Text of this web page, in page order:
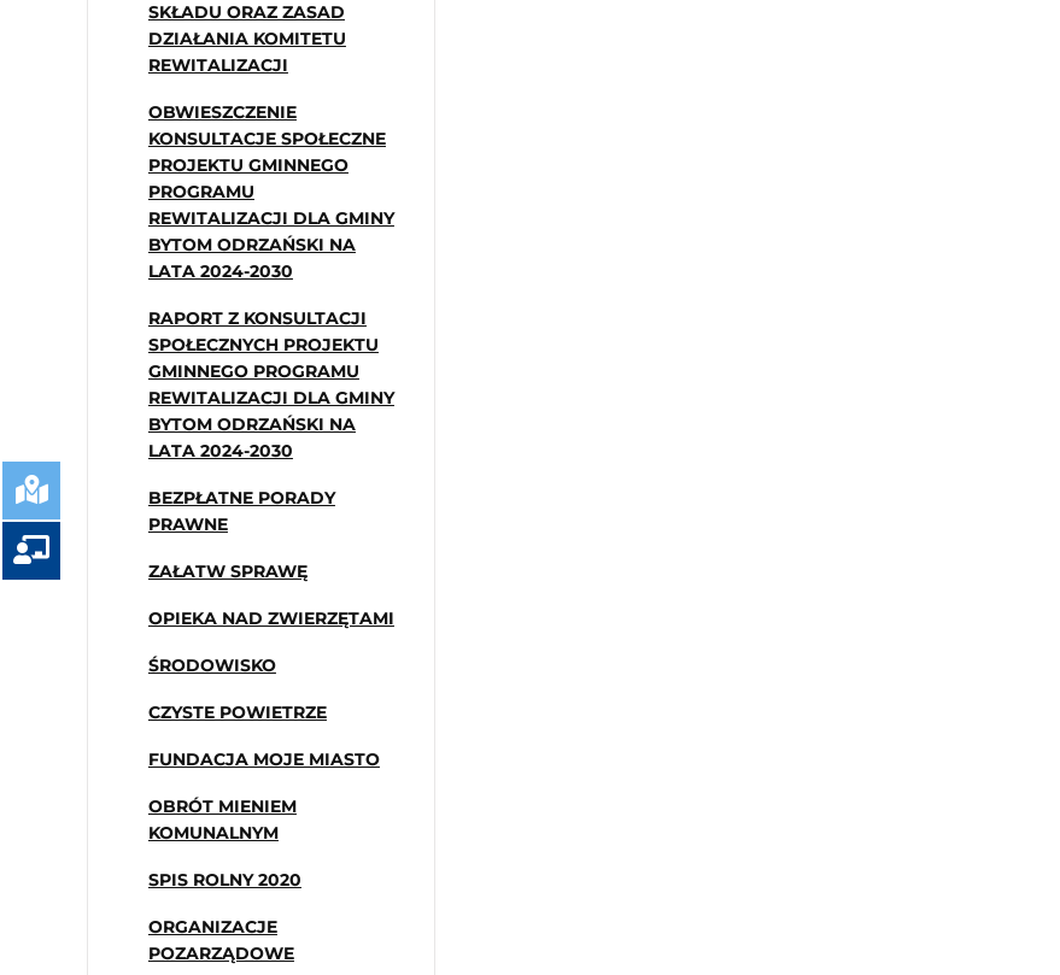
SKŁADU ORAZ ZASAD
DZIAŁANIA KOMITETU
REWITALIZACJI
OBWIESZCZENIE
KONSULTACJE SPOŁECZNE
PROJEKTU GMINNEGO
PROGRAMU
REWITALIZACJI DLA GMINY
BYTOM ODRZAŃSKI NA
LATA 2024-2030
RAPORT Z KONSULTACJI
SPOŁECZNYCH PROJEKTU
GMINNEGO PROGRAMU
REWITALIZACJI DLA GMINY
BYTOM ODRZAŃSKI NA
LATA 2024-2030
BEZPŁATNE PORADY
PRAWNE
ZAŁATW SPRAWĘ
OPIEKA NAD ZWIERZĘTAMI
ŚRODOWISKO
CZYSTE POWIETRZE
FUNDACJA MOJE MIASTO
OBRÓT MIENIEM
KOMUNALNYM
SPIS ROLNY 2020
ORGANIZACJE
POZARZĄDOWE